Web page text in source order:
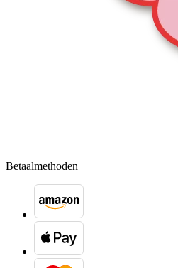
Betaalmethoden